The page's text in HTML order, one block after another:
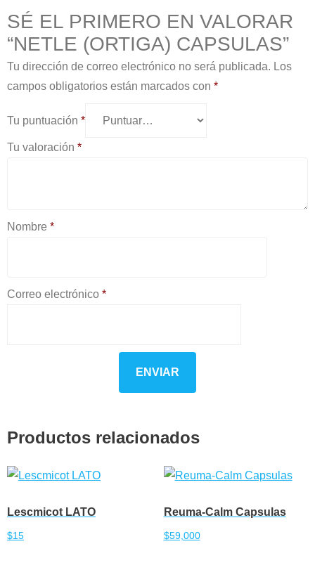
SÉ EL PRIMERO EN VALORAR
“NETLE (ORTIGA) CAPSULAS”
Tu dirección de correo electrónico no será publicada. Los
campos obligatorios están marcados con *
Tu puntuación *
Tu valoración *
Nombre *
Correo electrónico *
Productos relacionados
Lescmicot LATO
$15
Reuma-Calm Capsulas
$59,000